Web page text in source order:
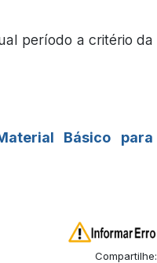
período a critério da
Básico para
Compartilhe: